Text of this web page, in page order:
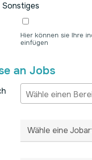
Hier können sie Ihre
einfügen
an Jobs